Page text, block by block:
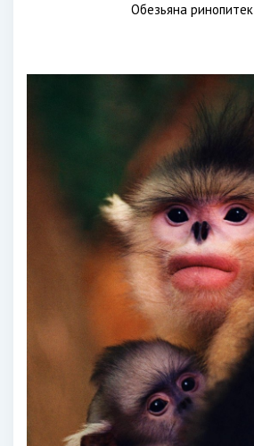
Обезьяна ринопитек